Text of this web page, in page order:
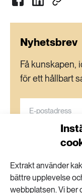
Extrakt använder
bättre upplevelse
webbplatsen. Vi ber
Nyhetsbrev
Få kunskapen,
för ett hållbart
Personuppgifter
information kopplat till
utskick från oss.